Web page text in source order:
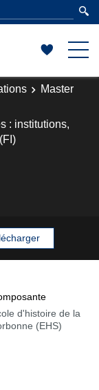
Master
: institutions,
d'histoire de la
(EHS)